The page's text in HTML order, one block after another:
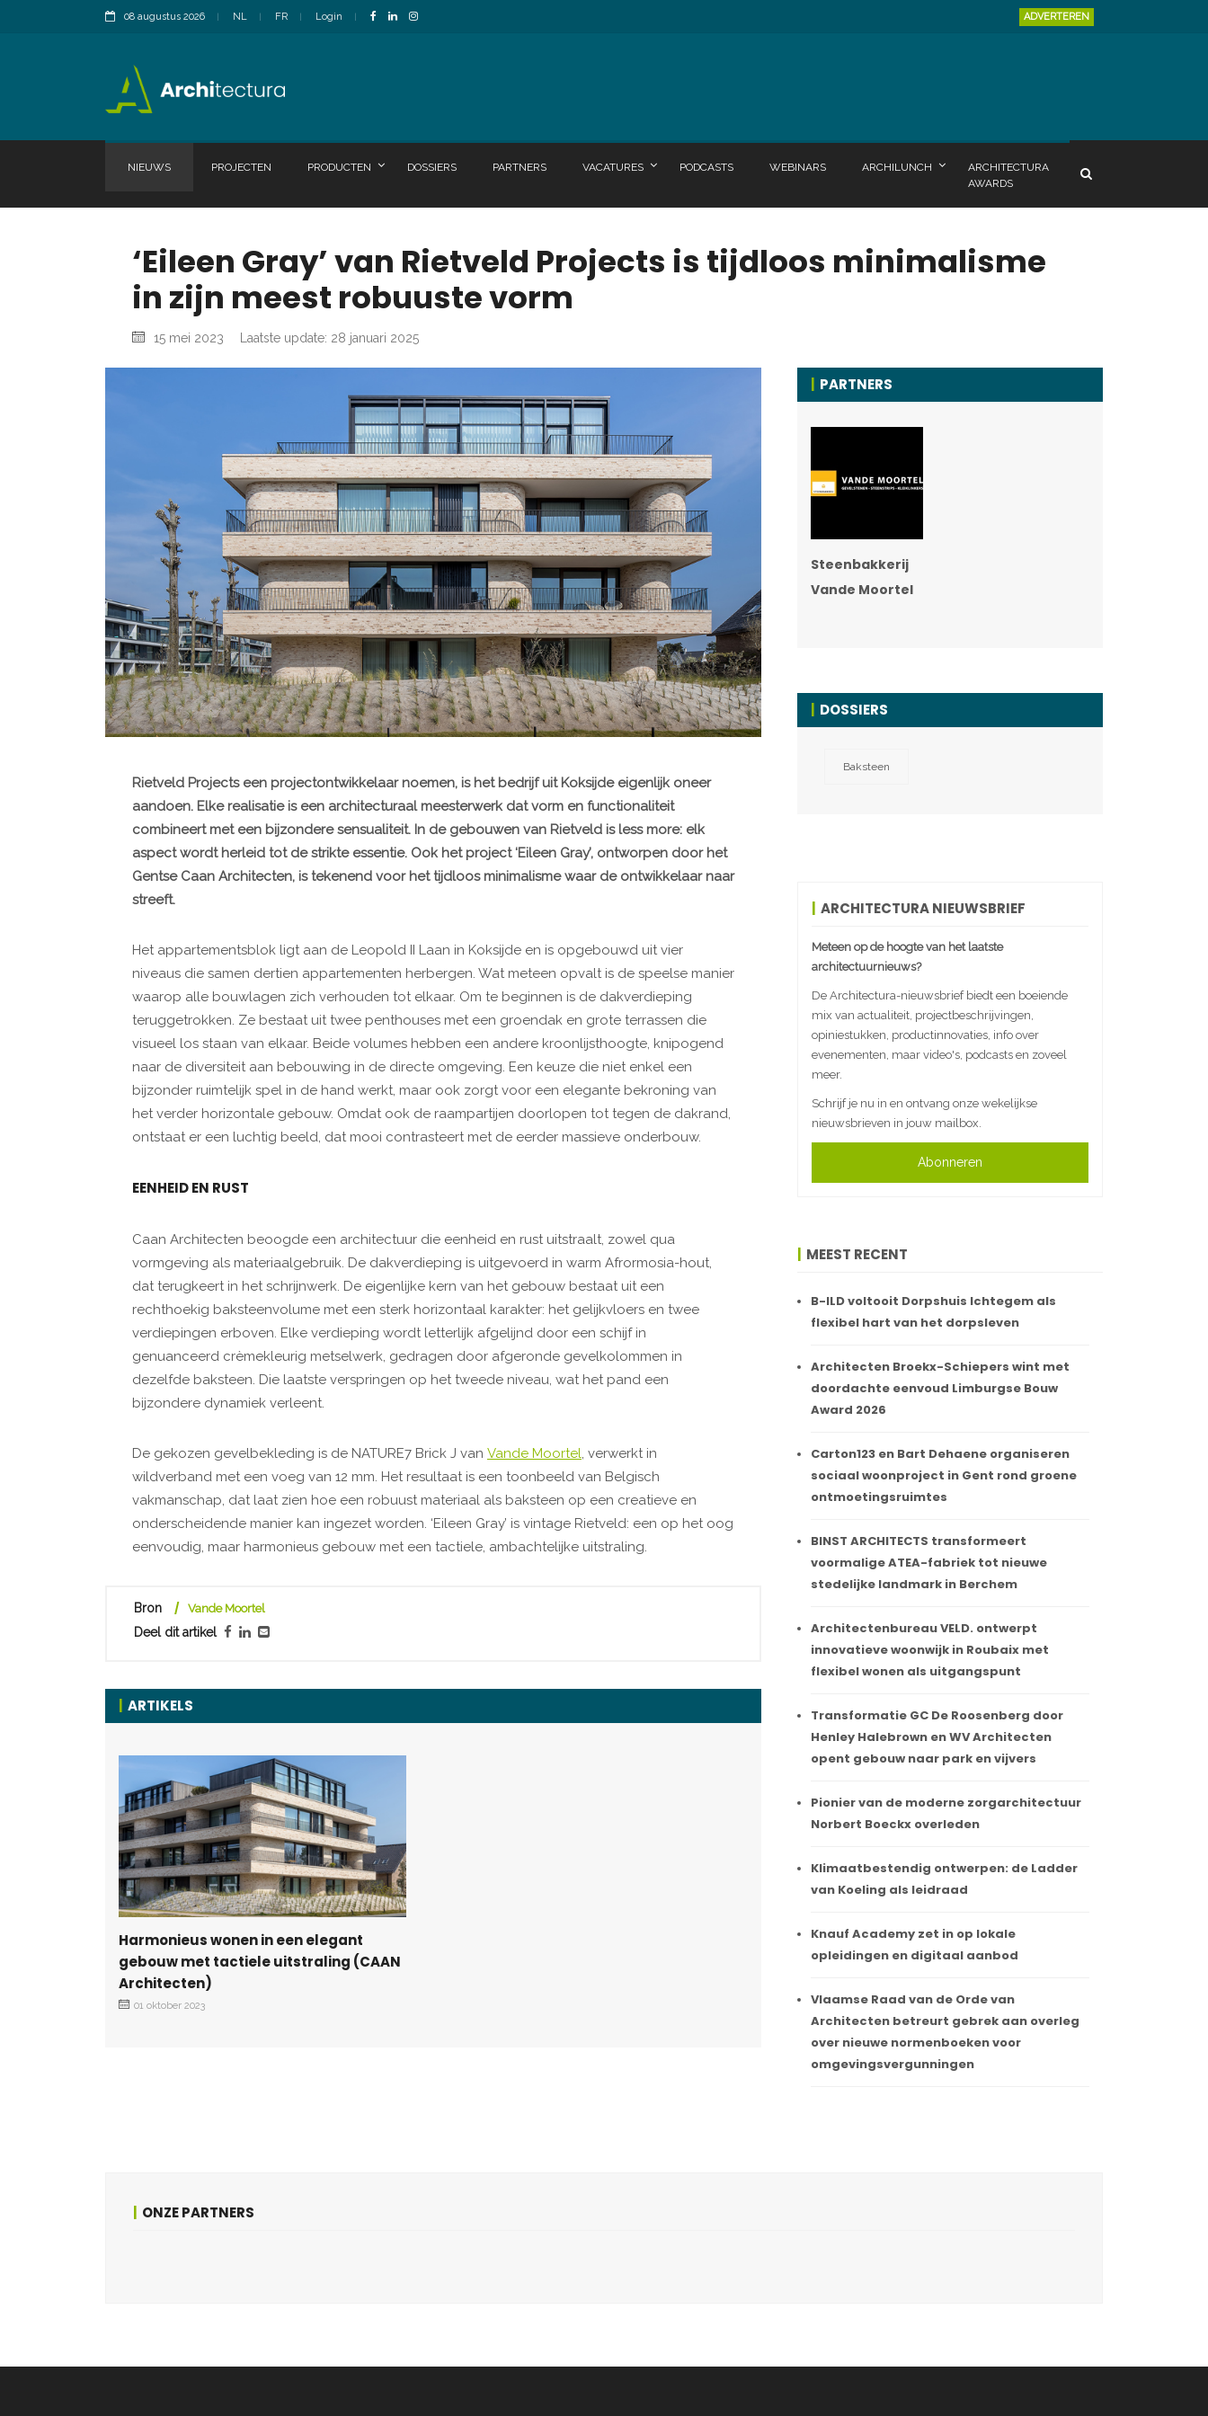
08 augustus 2026 NL FR Login ADVERTEREN
NIEUWS PROJECTEN PRODUCTEN DOSSIERS PARTNERS VACATURES PODCASTS WEBINARS ARCHILUNCH
ARCHITECTURA
AWARDS
‘Eileen Gray’ van Rietveld Projects is tijdloos minimalisme
in zijn meest robuuste vorm
15 mei 2023 Laatste update: 28 januari 2025
Rietveld Projects een projectontwikkelaar noemen, is het bedrijf uit Koksijde eigenlijk oneer
aandoen. Elke realisatie is een architecturaal meesterwerk dat vorm en functionaliteit
combineert met een bijzondere sensualiteit. In de gebouwen van Rietveld is less more: elk
aspect wordt herleid tot de strikte essentie. Ook het project ‘Eileen Gray’, ontworpen door het
Gentse Caan Architecten, is tekenend voor het tijdloos minimalisme waar de ontwikkelaar naar
streeft.
Het appartementsblok ligt aan de Leopold II Laan in Koksijde en is opgebouwd uit vier
niveaus die samen dertien appartementen herbergen. Wat meteen opvalt is de speelse manier
waarop alle bouwlagen zich verhouden tot elkaar. Om te beginnen is de dakverdieping
teruggetrokken. Ze bestaat uit twee penthouses met een groendak en grote terrassen die
visueel los staan van elkaar. Beide volumes hebben een andere kroonlijsthoogte, knipogend
naar de diversiteit aan bebouwing in de directe omgeving. Een keuze die niet enkel een
bijzonder ruimtelijk spel in de hand werkt, maar ook zorgt voor een elegante bekroning van
het verder horizontale gebouw. Omdat ook de raampartijen doorlopen tot tegen de dakrand,
ontstaat er een luchtig beeld, dat mooi contrasteert met de eerder massieve onderbouw.
EENHEID EN RUST
Caan Architecten beoogde een architectuur die eenheid en rust uitstraalt, zowel qua
vormgeving als materiaalgebruik. De dakverdieping is uitgevoerd in warm Afrormosia-hout,
dat terugkeert in het schrijnwerk. De eigenlijke kern van het gebouw bestaat uit een
rechthoekig baksteenvolume met een sterk horizontaal karakter: het gelijkvloers en twee
verdiepingen erboven. Elke verdieping wordt letterlijk afgelijnd door een schijf in
genuanceerd crèmekleurig metselwerk, gedragen door afgeronde gevelkolommen in
dezelfde baksteen. Die laatste verspringen op het tweede niveau, wat het pand een
bijzondere dynamiek verleent.
De gekozen gevelbekleding is de NATURE7 Brick J van Vande Moortel, verwerkt in
wildverband met een voeg van 12 mm. Het resultaat is een toonbeeld van Belgisch
vakmanschap, dat laat zien hoe een robuust materiaal als baksteen op een creatieve en
onderscheidende manier kan ingezet worden. ‘Eileen Gray’ is vintage Rietveld: een op het oog
eenvoudig, maar harmonieus gebouw met een tactiele, ambachtelijke uitstraling.
Bron Vande Moortel
Deel dit artikel
ARTIKELS
Harmonieus wonen in een elegant
gebouw met tactiele uitstraling (CAAN
Architecten)
01 oktober 2023
PARTNERS
Steenbakkerij
Vande Moortel
DOSSIERS
Baksteen
ARCHITECTURA NIEUWSBRIEF
Meteen op de hoogte van het laatste
architectuurnieuws?
De Architectura-nieuwsbrief biedt een boeiende
mix van actualiteit, projectbeschrijvingen,
opiniestukken, productinnovaties, info over
evenementen, maar video's, podcasts en zoveel
meer.
Schrijf je nu in en ontvang onze wekelijkse
nieuwsbrieven in jouw mailbox.
Abonneren
MEEST RECENT
B-ILD voltooit Dorpshuis Ichtegem als
flexibel hart van het dorpsleven
Architecten Broekx-Schiepers wint met
doordachte eenvoud Limburgse Bouw
Award 2026
Carton123 en Bart Dehaene organiseren
sociaal woonproject in Gent rond groene
ontmoetingsruimtes
BINST ARCHITECTS transformeert
voormalige ATEA-fabriek tot nieuwe
stedelijke landmark in Berchem
Architectenbureau VELD. ontwerpt
innovatieve woonwijk in Roubaix met
flexibel wonen als uitgangspunt
Transformatie GC De Roosenberg door
Henley Halebrown en WV Architecten
opent gebouw naar park en vijvers
Pionier van de moderne zorgarchitectuur
Norbert Boeckx overleden
Klimaatbestendig ontwerpen: de Ladder
van Koeling als leidraad
Knauf Academy zet in op lokale
opleidingen en digitaal aanbod
Vlaamse Raad van de Orde van
Architecten betreurt gebrek aan overleg
over nieuwe normenboeken voor
omgevingsvergunningen
ONZE PARTNERS